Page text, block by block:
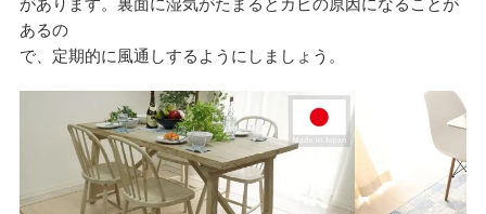
があります。裏面に湿気がたまるとカビの原因になることが
あるの
で、定期的に風通しするようにしましょう。